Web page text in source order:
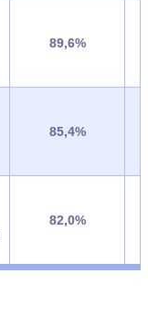
89,6%
85,4%
82,0%